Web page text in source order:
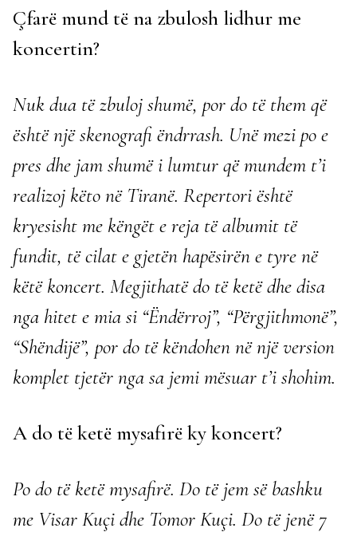
Çfarë mund të na zbulosh lidhur me
koncertin?
Nuk dua të zbuloj shumë, por do të them që
është një skenografi ëndrrash. Unë mezi po e
pres dhe jam shumë i lumtur që mundem t’i
realizoj këto në Tiranë. Repertori është
kryesisht me këngët e reja të albumit të
fundit, të cilat e gjetën hapësirën e tyre në
këtë koncert. Megjithatë do të ketë dhe disa
nga hitet e mia si “Ëndërroj”, “Përgjithmonë”,
“Shëndijë”, por do të këndohen në një version
komplet tjetër nga sa jemi mësuar t’i shohim.
A do të ketë mysafirë ky koncert?
Po do të ketë mysafirë. Do të jem së bashku
me Visar Kuçi dhe Tomor Kuçi. Do të jenë 7